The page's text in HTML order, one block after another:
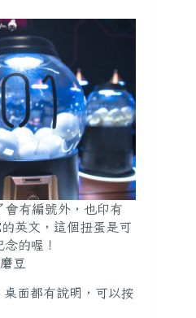
會有編號外，也印有
英文，這個扭蛋是可
的喔！
豆
面都有說明，可以按